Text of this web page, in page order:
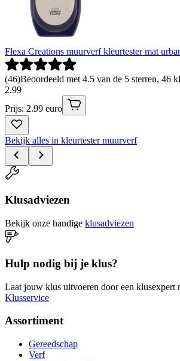
Flexa Creations muurverf kleurtester mat
(46)Beoordeeld met 4.5 van de 5 sterren, 46
2.99
Prijs: 2.99 euro
Bekijk alles in kleurtester muurverf
Klusadviezen
Bekijk onze handige klusadviezen
Hulp nodig bij je klus?
Laat jouw klus uitvoeren door een klusexpert
Klusservice
Assortiment
Gereedschap
Verf